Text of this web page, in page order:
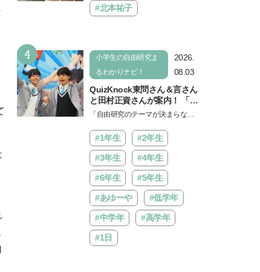
しむポイントを完全ガイド
「ヨコハマ恐竜展2026〜恐竜の食
卓大図鑑〜」が開催…
#北本祐子
4
小学生の自由研究ま
るわかりナビ！
2026.
08.03
QuizKnock東問さん＆言さん
と田村正資さんが案内！ 「よ
みうりランド」で遊びながら
ントが開催
「自由研究のテーマが決まらな
ントをくれるイベントが、よみう
りランド「グッジョバ!!…
#1年生 #2年生
#3年生 #4年生
#6年生 #5年生
#あゆーや #低学年
#中学年 #高学年
#1日